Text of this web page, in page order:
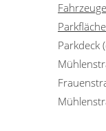
Parkdeck